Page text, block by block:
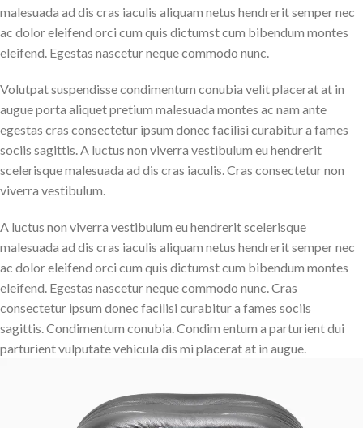
malesuada ad dis cras iaculis aliquam netus hendrerit semper nec
ac dolor eleifend orci cum quis dictumst cum bibendum montes
eleifend. Egestas nascetur neque commodo nunc.
Volutpat suspendisse condimentum conubia velit placerat at in
augue porta aliquet pretium malesuada montes ac nam ante
egestas cras consectetur ipsum donec facilisi curabitur a fames
sociis sagittis. A luctus non viverra vestibulum eu hendrerit
scelerisque malesuada ad dis cras iaculis. Cras consectetur non
viverra vestibulum.
A luctus non viverra vestibulum eu hendrerit scelerisque
malesuada ad dis cras iaculis aliquam netus hendrerit semper nec
ac dolor eleifend orci cum quis dictumst cum bibendum montes
eleifend. Egestas nascetur neque commodo nunc. Cras
consectetur ipsum donec facilisi curabitur a fames sociis
sagittis. Condimentum conubia. Condim entum a parturient dui
parturient vulputate vehicula dis mi placerat at in augue.